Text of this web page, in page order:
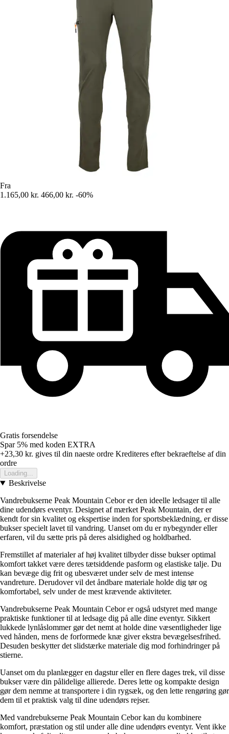
Fra
1.165,00 kr. 466,00 kr. -60%
Gratis forsendelse
Spar 5% med koden EXTRA
+23,30 kr. gives til din naeste ordre Krediteres efter bekraeftelse af din
ordre
Loading...
Beskrivelse
Vandrebukserne Peak Mountain Cebor er den ideelle ledsager til alle
dine udendørs eventyr. Designet af mærket Peak Mountain, der er
kendt for sin kvalitet og ekspertise inden for sportsbeklædning, er disse
bukser specielt lavet til vandring. Uanset om du er nybegynder eller
erfaren, vil du sætte pris på deres alsidighed og holdbarhed.
Fremstillet af materialer af høj kvalitet tilbyder disse bukser optimal
komfort takket være deres tætsiddende pasform og elastiske talje. Du
kan bevæge dig frit og ubesværet under selv de mest intense
vandreture. Derudover vil det åndbare materiale holde dig tør og
komfortabel, selv under de mest krævende aktiviteter.
Vandrebukserne Peak Mountain Cebor er også udstyret med mange
praktiske funktioner til at ledsage dig på alle dine eventyr. Sikkert
lukkede lynlåslommer gør det nemt at holde dine væsentligheder lige
ved hånden, mens de forformede knæ giver ekstra bevægelsesfrihed.
Desuden beskytter det slidstærke materiale dig mod forhindringer på
stierne.
Uanset om du planlægger en dagstur eller en flere dages trek, vil disse
bukser være din pålidelige allierede. Deres lette og kompakte design
gør dem nemme at transportere i din rygsæk, og den lette rengøring gør
dem til et praktisk valg til dine udendørs rejser.
Med vandrebukserne Peak Mountain Cebor kan du kombinere
komfort, præstation og stil under alle dine udendørs eventyr. Vent ikke